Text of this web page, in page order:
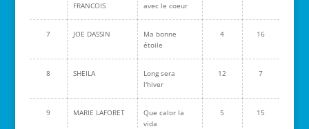
FRANCOIS
avec le coeur
7 JOE DASSIN
Ma bonne
étoile
4 16
8 SHEILA
Long sera
l'hiver
12 7
9 MARIE LAFORET
Que calor la
vida
5 15